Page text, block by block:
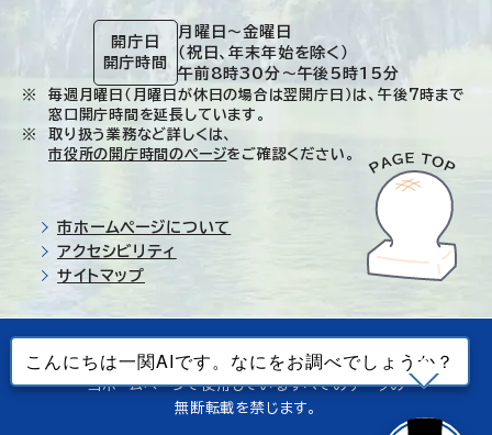
開庁日
開庁時間
月曜日～金曜日
（祝日、年末年始を除く）
午前8時30分～午後5時15分
毎週月曜日（月曜日が休日の場合は翌開庁日）は、午後7時まで
窓口開庁時間を延長しています。
取り扱う業務など詳しくは、
市役所の開庁時間のページをご確認ください。
市ホームページについて
アクセシビリティ
サイトマップ
© Ichinoseki-city. All rights reserved.
当ホームページで使用しているすべてのデータの
無断転載を禁じます。